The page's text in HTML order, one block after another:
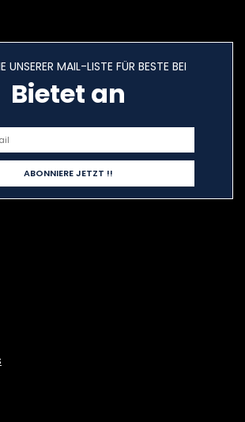
UNSERER MAIL-LISTE FÜR BESTE BEI
Bietet an